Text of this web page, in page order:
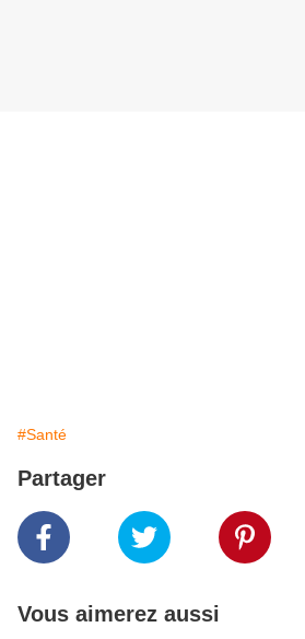
#Santé
Partager
Vous aimerez aussi